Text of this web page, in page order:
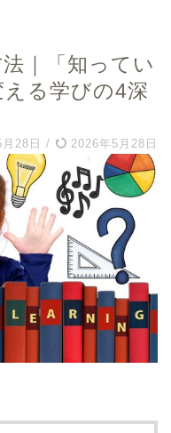
｜「知ってい
る学びの4深
28日 / 2026年5月28日